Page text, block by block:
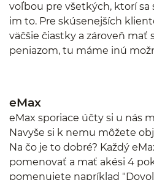
voľbou pre všetkých, ktorí sa
im to. Pre skúsenejších
väčšie čiastky a zároveň mať
peniazom, tu máme inú
eMax
eMax sporiace účty si u nás
Navyše si k nemu môžete
Na čo je to dobré? Každý
pomenovať a mať akési 4
pomenujete napríklad